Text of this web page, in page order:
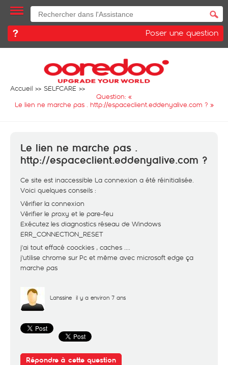
Poser une question
Accueil
SELFCARE
Question: «
Le lien ne marche pas . http://espaceclient.eddenyalive.com ? »
Le lien ne marche pas .
http://espaceclient.eddenyalive.com ?
Ce site est inaccessible La connexion a été réinitialisée.
Voici quelques conseils :
Vérifier la connexion
Vérifier le proxy et le pare-feu
Exécutez les diagnostics réseau de Windows
ERR_CONNECTION_RESET
j'ai tout effacé coockies , caches ....
j'utilise chrome sur Pc et même avec microsoft edge ça
marche pas
Lahssine il y a environ 7 ans
Répondre à cette question